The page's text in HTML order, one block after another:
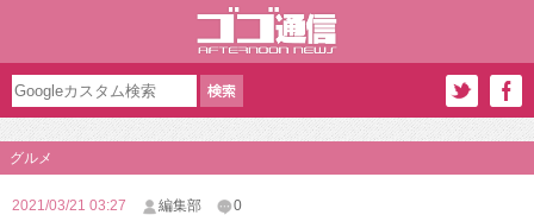
グルメ
2021/03/21 03:27 編集部 0